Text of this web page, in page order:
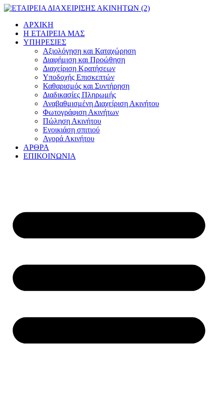
Μετάβαση
περιεχόμενο
ΑΡΧΙΚΗ
Η ΕΤΑΙΡΕΙΑ ΜΑΣ
ΥΠΗΡΕΣΙΕΣ
Αξιολόγηση και Καταχώρηση
Διαφήμιση και Προώθηση
Διαχείριση Κρατήσεων
Υποδοχής Επισκεπτών
Καθαρισμός και Συντήρηση
Διαδικασίες Πληρωμής
Αναβαθμισμένη Διαχείριση Ακινήτου
Φωτογράφιση Ακινήτων
Πώληση Ακινήτου
Ενοικιάση σπιτιού
Αγορά Ακινήτου
ΑΡΘΡΑ
ΕΠΙΚΟΙΝΩΝΙΑ